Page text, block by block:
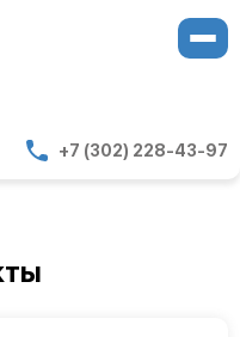
+7 (302) 228-43-97